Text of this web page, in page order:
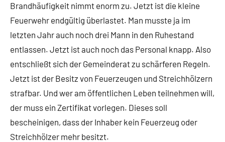
Brandhäufigkeit nimmt enorm zu. Jetzt ist die kleine
Feuerwehr endgültig überlastet. Man musste ja im
letzten Jahr auch noch drei Mann in den Ruhestand
entlassen. Jetzt ist auch noch das Personal knapp. Also
entschließt sich der Gemeinderat zu schärferen Regeln.
Jetzt ist der Besitz von Feuerzeugen und Streichhölzern
strafbar. Und wer am öffentlichen Leben teilnehmen will,
der muss ein Zertifikat vorlegen. Dieses soll
bescheinigen, dass der Inhaber kein Feuerzeug oder
Streichhölzer mehr besitzt.